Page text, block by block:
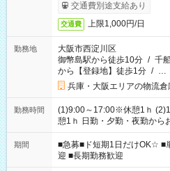
交通費別途支給あり
交通費 上限1,000円/日
勤務地
大阪市西淀川区
御幣島駅から徒歩10分 / 千
から【登録地】徒歩1分 / …
兵庫・大阪エリアの物流倉
勤務時間
(1)9:00～17:00※休憩1ｈ
憩1ｈ 日勤・夕勤・夜勤から
わせて働けるお仕事です(*^^*) 【その他選べる勤務時間】 8-
時/9-17時/9-18時/10-18時/
時/22-翌6時/0-翌8時 ご自身
フト！
期間
■急募■ド短期1日だけOK☆ ■
迎 ■長期勤務歓迎